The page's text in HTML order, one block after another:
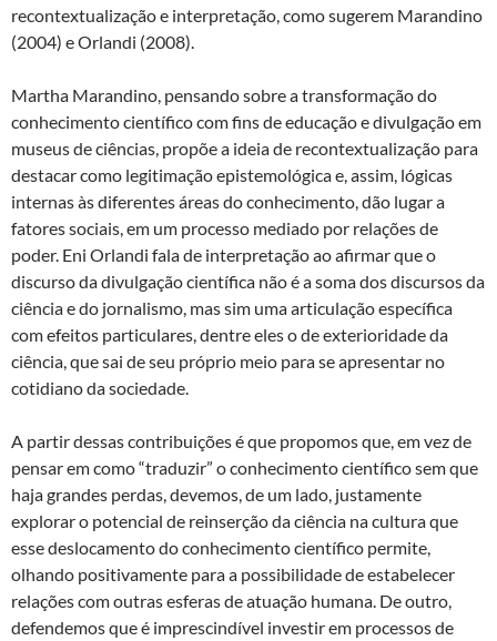
recontextualização e interpretação, como sugerem Marandino
(2004) e Orlandi (2008).
Martha Marandino, pensando sobre a transformação do
conhecimento científico com fins de educação e divulgação em
museus de ciências, propõe a ideia de recontextualização para
destacar como legitimação epistemológica e, assim, lógicas
internas às diferentes áreas do conhecimento, dão lugar a
fatores sociais, em um processo mediado por relações de
poder. Eni Orlandi fala de interpretação ao afirmar que o
discurso da divulgação científica não é a soma dos discursos da
ciência e do jornalismo, mas sim uma articulação específica
com efeitos particulares, dentre eles o de exterioridade da
ciência, que sai de seu próprio meio para se apresentar no
cotidiano da sociedade.
A partir dessas contribuições é que propomos que, em vez de
pensar em como “traduzir” o conhecimento científico sem que
haja grandes perdas, devemos, de um lado, justamente
explorar o potencial de reinserção da ciência na cultura que
esse deslocamento do conhecimento científico permite,
olhando positivamente para a possibilidade de estabelecer
relações com outras esferas de atuação humana. De outro,
defendemos que é imprescindível investir em processos de